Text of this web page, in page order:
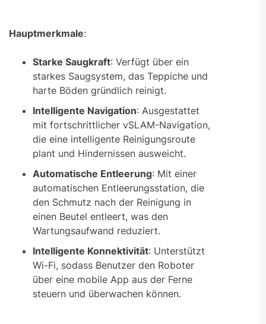
Hauptmerkmale:
Starke Saugkraft: Verfügt über ein
starkes Saugsystem, das Teppiche und
harte Böden gründlich reinigt.
Intelligente Navigation: Ausgestattet
mit fortschrittlicher vSLAM-Navigation,
die eine intelligente Reinigungsroute
plant und Hindernissen ausweicht.
Automatische Entleerung: Mit einer
automatischen Entleerungsstation, die
den Schmutz nach der Reinigung in
einen Beutel entleert, was den
Wartungsaufwand reduziert.
Intelligente Konnektivität: Unterstützt
Wi-Fi, sodass Benutzer den Roboter
über eine mobile App aus der Ferne
steuern und überwachen können.